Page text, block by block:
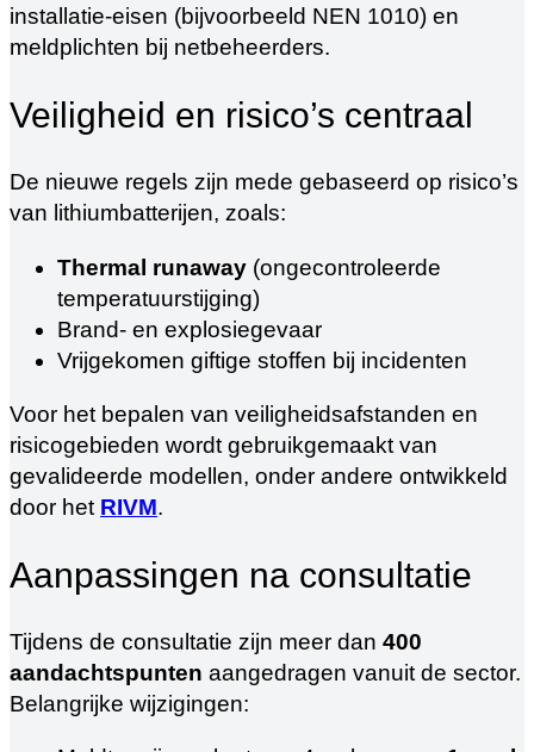
installatie-eisen (bijvoorbeeld NEN 1010) en
meldplichten bij netbeheerders.
Veiligheid en risico’s centraal
De nieuwe regels zijn mede gebaseerd op risico’s
van lithiumbatterijen, zoals:
Thermal runaway (ongecontroleerde
temperatuurstijging)
Brand- en explosiegevaar
Vrijgekomen giftige stoffen bij incidenten
Voor het bepalen van veiligheidsafstanden en
risicogebieden wordt gebruikgemaakt van
gevalideerde modellen, onder andere ontwikkeld
door het RIVM.
Aanpassingen na consultatie
Tijdens de consultatie zijn meer dan 400
aandachtspunten aangedragen vanuit de sector.
Belangrijke wijzigingen: